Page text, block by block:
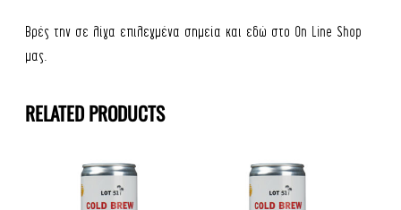
Βρές την σε λίγα επιλεγμένα σημεία και εδώ στο On Line Shop
μας.
RELATED PRODUCTS